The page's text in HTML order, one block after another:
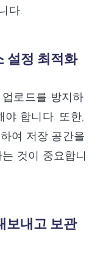
다.
설정 최적화
로드를 방지하
합니다. 또한,
여 저장 공간을
것이 중요합니
보내고 보관